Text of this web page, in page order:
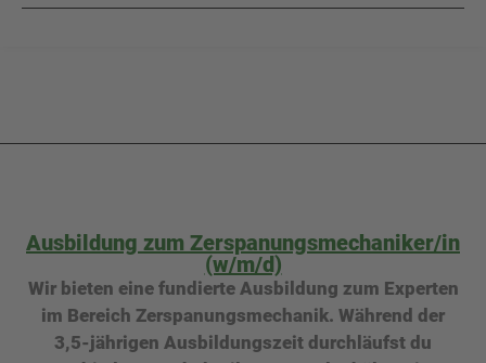
Ausbildung zum Zerspanungsmechaniker/in
(w/m/d)
Wir bieten eine fundierte Ausbildung zum Experten
im Bereich Zerspanungsmechanik. Während der
3,5-jährigen Ausbildungszeit durchläufst du